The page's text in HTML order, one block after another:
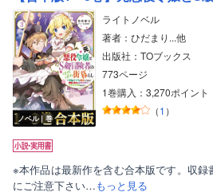
ノベル｜巻
ライトノベル
著者：ひだまり...他
出版社：TOブックス
773ページ
1巻購入：3,270ポイント
（1 ）
※本作品は最新作を含む合本版です。収録
にご注意下さい…もっと見る